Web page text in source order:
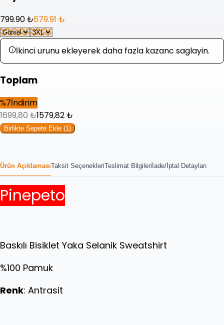
799.90 ₺679.91 ₺
İkinci urunu ekleyerek daha fazla kazanc saglayin.
Toplam
%7İndirim
1699,80 ₺1579,82₺
Birlikte Sepete Ekle (1)
Ürün AçıklamasıTaksit SeçenekleriTeslimat Bilgileri İade/İptal Detayları
Pinepeto
Baskılı Bisiklet Yaka Selanik Sweatshirt
%100 Pamuk
Renk: Antrasit